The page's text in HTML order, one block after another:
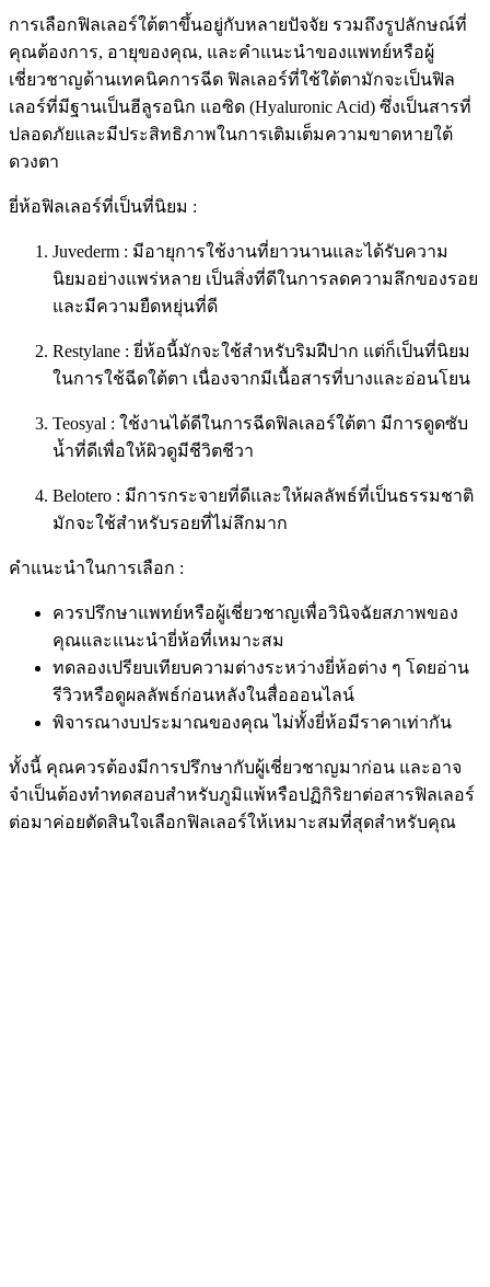
การเลือกฟิลเลอร์ใต้ตาขึ้นอยู่กับหลายปัจจัย รวมถึงรูปลักษณ์ที่
คุณต้องการ, อายุของคุณ, และคำแนะนำของแพทย์หรือผู้
เชี่ยวชาญด้านเทคนิคการฉีด ฟิลเลอร์ที่ใช้ใต้ตามักจะเป็นฟิล
เลอร์ที่มีฐานเป็นฮีลูรอนิก แอซิด (Hyaluronic Acid) ซึ่งเป็นสารที่
ปลอดภัยและมีประสิทธิภาพในการเติมเต็มความขาดหายใต้
ดวงตา
ยี่ห้อฟิลเลอร์ที่เป็นที่นิยม :
Juvederm : มีอายุการใช้งานที่ยาวนานและได้รับความ
นิยมอย่างแพร่หลาย เป็นสิ่งที่ดีในการลดความลึกของรอย
และมีความยืดหยุ่นที่ดี
Restylane : ยี่ห้อนี้มักจะใช้สำหรับริมฝีปาก แต่ก็เป็นที่นิยม
ในการใช้ฉีดใต้ตา เนื่องจากมีเนื้อสารที่บางและอ่อนโยน
Teosyal : ใช้งานได้ดีในการฉีดฟิลเลอร์ใต้ตา มีการดูดซับ
น้ำที่ดีเพื่อให้ผิวดูมีชีวิตชีวา
Belotero : มีการกระจายที่ดีและให้ผลลัพธ์ที่เป็นธรรมชาติ
มักจะใช้สำหรับรอยที่ไม่ลึกมาก
คำแนะนำในการเลือก :
ควรปรึกษาแพทย์หรือผู้เชี่ยวชาญเพื่อวินิจฉัยสภาพของ
คุณและแนะนำยี่ห้อที่เหมาะสม
ทดลองเปรียบเทียบความต่างระหว่างยี่ห้อต่าง ๆ โดยอ่าน
รีวิวหรือดูผลลัพธ์ก่อนหลังในสื่อออนไลน์
พิจารณางบประมาณของคุณ ไม่ทั้งยี่ห้อมีราคาเท่ากัน
ทั้งนี้ คุณควรต้องมีการปรึกษากับผู้เชี่ยวชาญมาก่อน และอาจ
จำเป็นต้องทำทดสอบสำหรับภูมิแพ้หรือปฏิกิริยาต่อสารฟิลเลอร์
ต่อมาค่อยตัดสินใจเลือกฟิลเลอร์ให้เหมาะสมที่สุดสำหรับคุณ